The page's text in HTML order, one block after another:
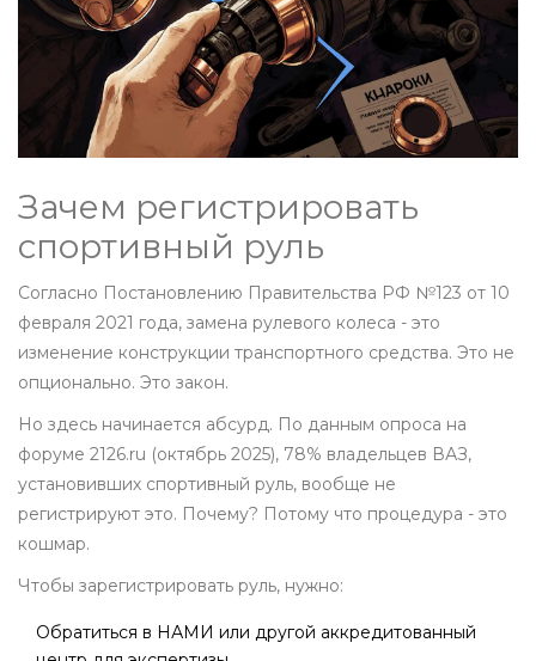
Зачем регистрировать
спортивный руль
Согласно Постановлению Правительства РФ №123 от 10
февраля 2021 года, замена рулевого колеса - это
изменение конструкции транспортного средства. Это не
опционально. Это закон.
Но здесь начинается абсурд. По данным опроса на
форуме 2126.ru (октябрь 2025), 78% владельцев ВАЗ,
установивших спортивный руль, вообще не
регистрируют это. Почему? Потому что процедура - это
кошмар.
Чтобы зарегистрировать руль, нужно:
Обратиться в НАМИ или другой аккредитованный